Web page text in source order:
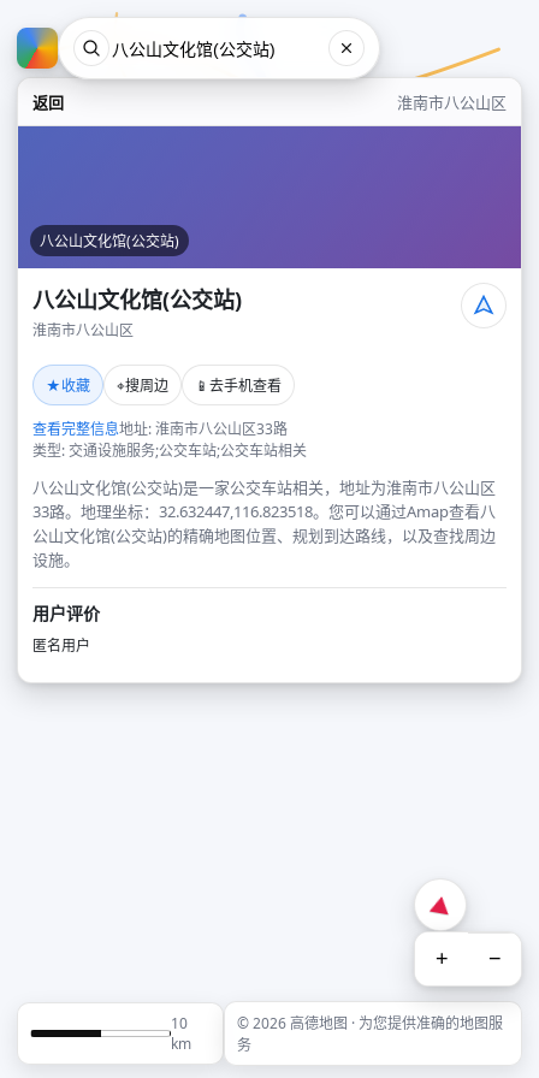
返回 淮南市八公山区
八公山文化馆(公交站)
八公山文化馆(公交站)
淮南市八公山区
★收藏 ⌖搜周边 📱 去手机查看
查看完整信息地址: 淮南市八公山区33路
类型: 交通设施服务;公交车站;公交车站相关
八公山文化馆(公交站)是一家公交车站相关，地址为淮南市八公山区
33路。地理坐标：32.632447,116.823518。您可以通过Amap查看八
公山文化馆(公交站)的精确地图位置、规划到达路线，以及查找周边
设施。
用户评价
匿名用户
+ −
10
km
© 2026 高德地图 · 为您提供准确的地图服
务